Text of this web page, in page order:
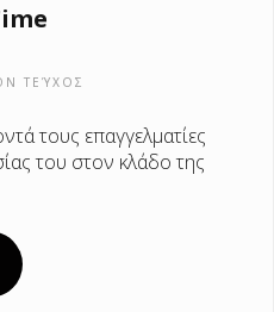
ΤΕΎΧΟΣ
τους επαγγελματίες
του στον κλάδο της